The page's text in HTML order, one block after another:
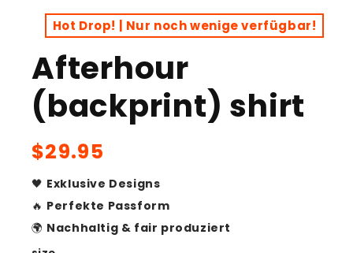
modal
Hot Drop! | Nur noch wenige verfügbar!
Afterhour
(backprint) shirt
Regular
$29.95
🖤 Exklusive Designs
🔥 Perfekte Passform
🌍 Nachhaltig & fair produziert